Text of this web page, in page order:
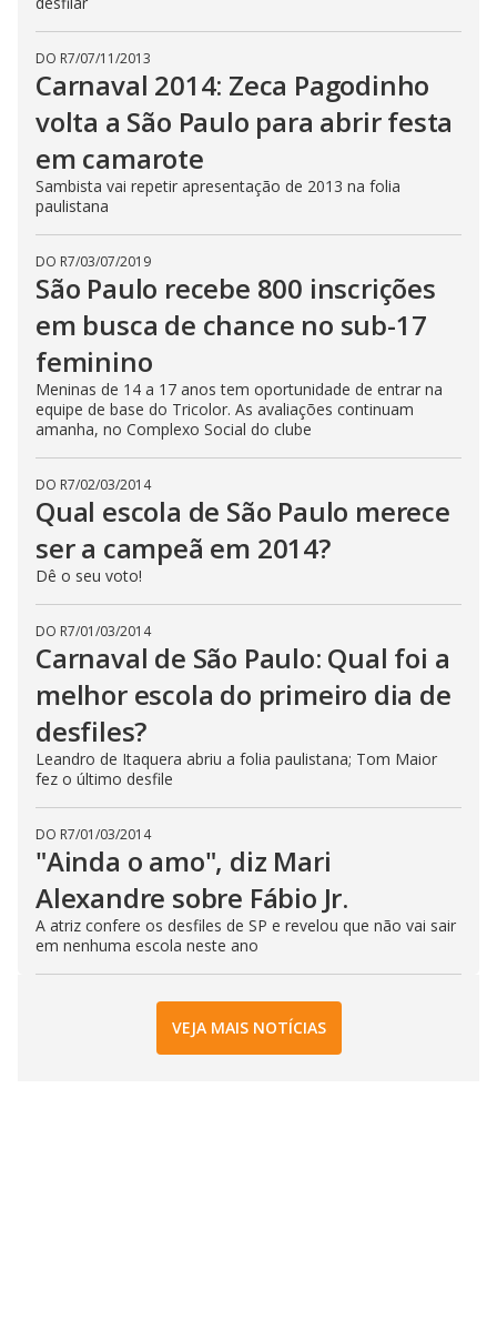
DO R7/07/11/2013
Carnaval 2014: Zeca Pagodinho
volta a São Paulo para abrir festa
em camarote
Sambista vai repetir apresentação de 2013 na folia
paulistana
DO R7/03/07/2019
São Paulo recebe 800 inscrições
em busca de chance no sub-17
feminino
Meninas de 14 a 17 anos tem oportunidade de entrar na
equipe de base do Tricolor. As avaliações continuam
amanha, no Complexo Social do clube
DO R7/02/03/2014
Qual escola de São Paulo merece
ser a campeã em 2014?
Dê o seu voto!
DO R7/01/03/2014
Carnaval de São Paulo: Qual foi a
melhor escola do primeiro dia de
desfiles?
Leandro de Itaquera abriu a folia paulistana; Tom Maior
fez o último desfile
DO R7/01/03/2014
"Ainda o amo", diz Mari
Alexandre sobre Fábio Jr.
A atriz confere os desfiles de SP e revelou que não vai sair
em nenhuma escola neste ano
VEJA MAIS NOTÍCIAS